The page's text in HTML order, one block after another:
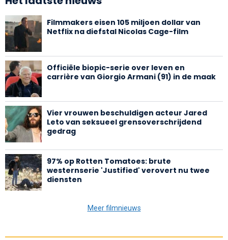
Filmmakers eisen 105 miljoen dollar van
Netflix na diefstal Nicolas Cage-film
Officiële biopic-serie over leven en
carrière van Giorgio Armani (91) in de maak
Vier vrouwen beschuldigen acteur Jared
Leto van seksueel grensoverschrijdend
gedrag
97% op Rotten Tomatoes: brute
westernserie 'Justified' verovert nu twee
diensten
Meer filmnieuws